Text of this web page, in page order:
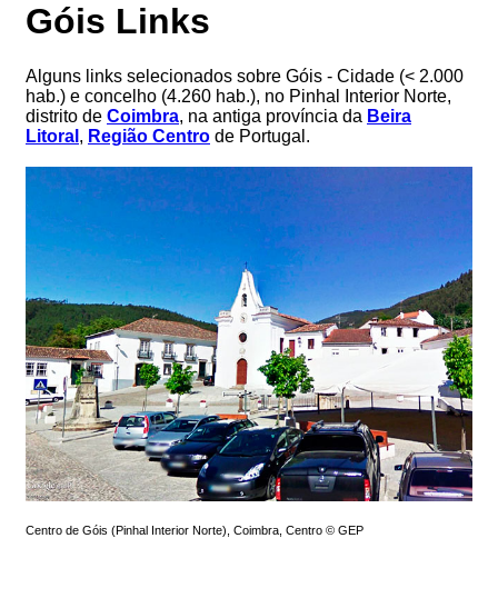
Góis Links
Alguns links selecionados sobre Góis - Cidade (< 2.000
hab.) e concelho (4.260 hab.), no Pinhal Interior Norte,
distrito de Coimbra, na antiga província da Beira
Litoral , Região Centro de Portugal.
Centro de Góis (Pinhal Interior Norte), Coimbra, Centro © GEP